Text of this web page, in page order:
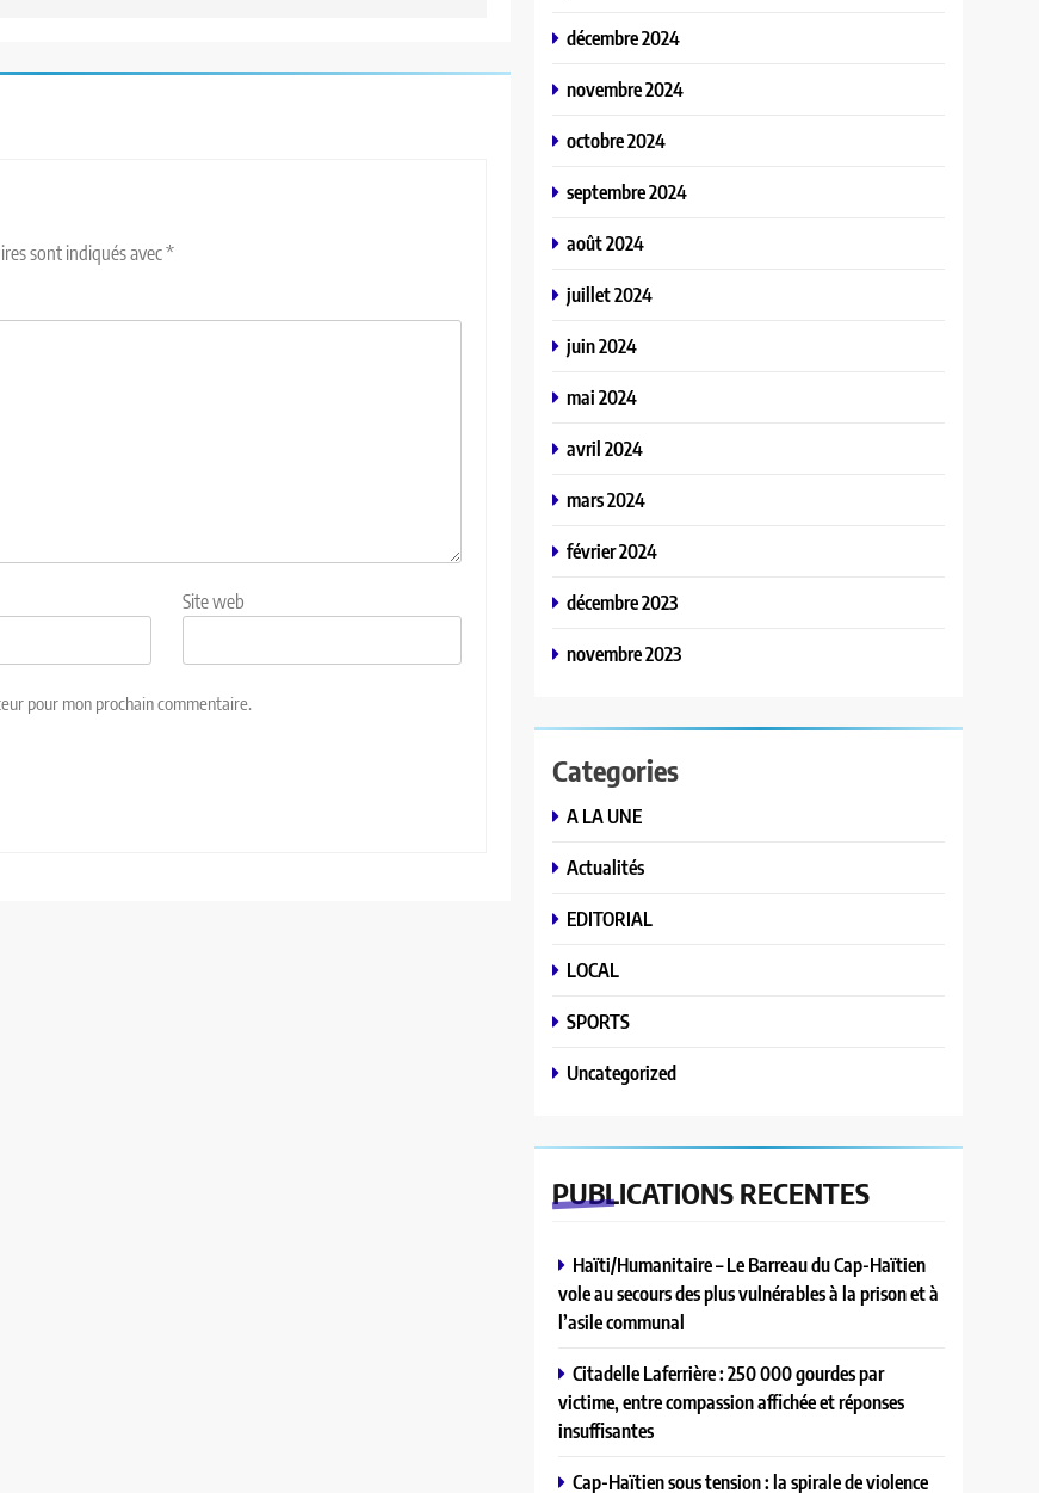
sont indiqués avec*
Site web
pour mon prochain commentaire.
décembre 2024
novembre 2024
octobre 2024
septembre 2024
août 2024
juillet 2024
juin 2024
mai 2024
avril 2024
mars 2024
février 2024
décembre 2023
novembre 2023
Categories
A LA UNE
Actualités
EDITORIAL
LOCAL
SPORTS
Uncategorized
PUBLICATIONS RECENTES
Haïti/Humanitaire – Le Barreau du Cap-Haïtien
vole au secours des plus vulnérables à la prison et à
l’asile communal
Citadelle Laferrière : 250 000 gourdes par
victime, entre compassion affichée et réponses
insuffisantes
Cap-Haïtien sous tension : la spirale de violence